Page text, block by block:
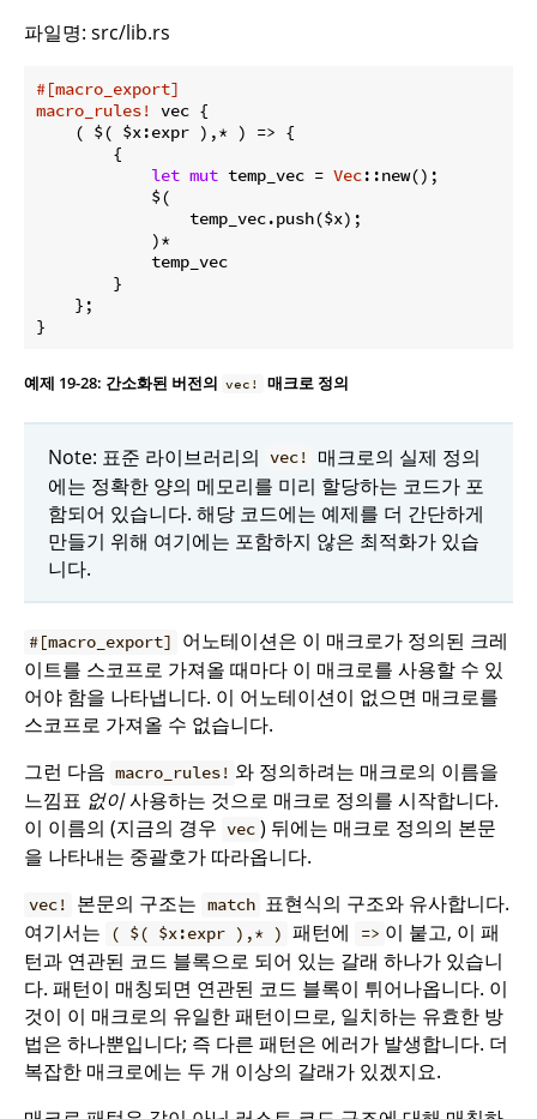
파일명: src/lib.rs
#[macro_export]
macro_rules! vec {
    ( $( $x:expr ),* ) => {
        {
let mut temp_vec = Vec::new();
            $(
                temp_vec.push($x);
            )*
            temp_vec
        }
    };
}
예제 19-28: 간소화된 버전의 vec! 매크로 정의
Note: 표준 라이브러리의 vec!
매크로의 실제 정의
에는 정확한 양의 메모리를 미리 할당하는 코드가 포
함되어 있습니다. 해당 코드에는 예제를 더 간단하게
만들기 위해 여기에는 포함하지 않은 최적화가 있습
니다.
#[macro_export]
어노테이션은 이 매크로가 정의된 크레
이트를 스코프로 가져올 때마다 이 매크로를 사용할 수 있
어야 함을 나타냅니다. 이 어노테이션이 없으면 매크로를
스코프로 가져올 수 없습니다.
그런 다음 macro_rules! 와 정의하려는 매크로의 이름을
느낌표 없이사용하는 것으로 매크로 정의를 시작합니다.
이 이름의 (지금의 경우 vec ) 뒤에는 매크로 정의의 본문
을 나타내는 중괄호가 따라옵니다.
vec! 본문의 구조는 match 표현식의 구조와 유사합니다.
여기서는
( $( $x:expr ),* ) 패턴에 => 이 붙고, 이 패
턴과 연관된 코드 블록으로 되어 있는 갈래 하나가 있습니
다. 패턴이 매칭되면 연관된 코드 블록이 튀어나옵니다. 이
것이 이 매크로의 유일한 패턴이므로, 일치하는 유효한 방
법은 하나뿐입니다; 즉 다른 패턴은 에러가 발생합니다. 더
복잡한 매크로에는 두 개 이상의 갈래가 있겠지요.